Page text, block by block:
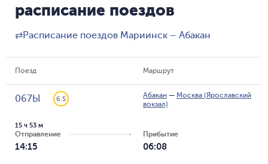
расписание поездов
⇄Расписание поездов Мариинск – Абакан
Поезд Маршрут
067Ы 6.5 Абакан — Москва (Ярославский
вокзал)
Отправление
14:15
15 ч 53 м
Прибытие
06:08